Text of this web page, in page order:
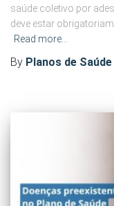
saúde coletivo por
deve estar
Read more…
By Planos de